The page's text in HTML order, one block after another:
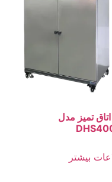
تمیز مدل
بیشتر